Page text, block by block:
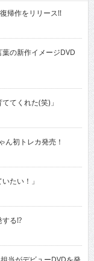
の新作イメージDVD
てくれた(笑)」
初トレカ発売！
たい！」
る!?
がデビューDVDを発